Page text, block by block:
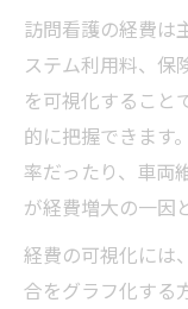
訪問看
す
収支改
目
訪問看
ツ
必要経
方
訪問看護の経費は
ステム利用料、保
を可視化すること
的に把握できます
率だったり、車両
が経費増大の一因
経費の可視化には
合をグラフ化する